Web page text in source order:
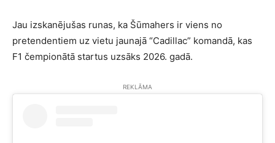
Jau izskanējušas runas, ka Šūmahers ir viens no
pretendentiem uz vietu jaunajā “Cadillac” komandā, kas
F1 čempionātā startus uzsāks 2026. gadā.
REKLĀMA